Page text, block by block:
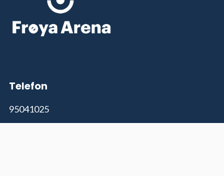
Telefon
95041025